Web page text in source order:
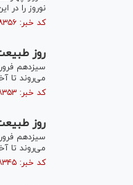
نوروز را در
کد خبر: ۴۸۲۸۳۵۶ تاریخ انتشار : ۱۴۰۴/۰۱/۱۳
روز
سیزدهم
می‌روند تا
کد خبر: ۴۸۲۸۳۵۳ تاریخ انتشار : ۱۴۰۴/۰۱/۱۳
روز
سیزدهم
می‌روند تا
کد خبر: ۴۸۲۸۳۴۵ تاریخ انتشار : ۱۴۰۴/۰۱/۱۳